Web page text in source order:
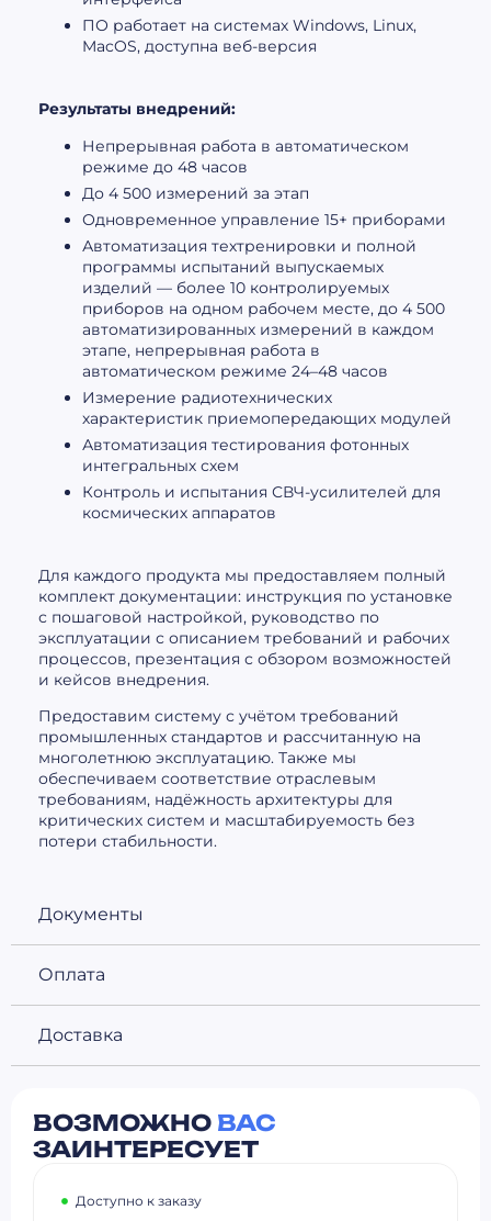
Документы
Оплата
Доставка
ПО работает на системах Windows, Linux,
MacOS, доступна веб-версия
Результаты внедрений:
Непрерывная работа в автоматическом
режиме до 48 часов
До 4 500 измерений за этап
Одновременное управление 15+ приборами
Автоматизация техтренировки и полной
программы испытаний выпускаемых
изделий — более 10 контролируемых
приборов на одном рабочем месте, до 4 500
автоматизированных измерений в каждом
этапе, непрерывная работа в
автоматическом режиме 24–48 часов
Измерение радиотехнических
характеристик приемопередающих модулей
Автоматизация тестирования фотонных
интегральных схем
Контроль и испытания СВЧ-усилителей для
космических аппаратов
Для каждого продукта мы предоставляем полный
комплект документации: инструкция по установке
с пошаговой настройкой, руководство по
эксплуатации с описанием требований и рабочих
процессов, презентация с обзором возможностей
и кейсов внедрения.
Предоставим систему с учётом требований
промышленных стандартов и рассчитанную на
многолетнюю эксплуатацию. Также мы
обеспечиваем соответствие отраслевым
требованиям, надёжность архитектуры для
критических систем и масштабируемость без
потери стабильности.
ВОЗМОЖНО ВАС
ЗАИНТЕРЕСУЕТ
Доступно к заказу